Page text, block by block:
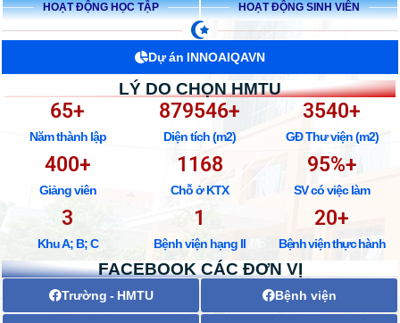
HOẠT ĐỘNG HỌC TẬP HOẠT ĐỘNG SINH VIÊN
Dự án INNOAIQAVN
LÝ DO CHỌN HMTU
Năm thành lập
65+
Diện tích (m2)
879546+
GĐ Thư viện (m2)
3540+
Giảng viên
400+
Chỗ ở KTX
1168
SV có việc làm
95%+
Khu A; B; C
3
Bệnh viện hạng II
1
Bệnh viện thực hành
20+
FACEBOOK CÁC ĐƠN VỊ
Trường - HMTU Bệnh viện